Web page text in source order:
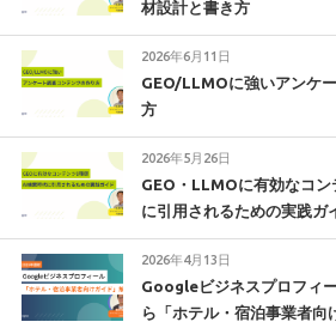
材設計と書き方
2026年6月11日
GEO/LLMOに強いアンケ
方
2026年5月26日
GEO・LLMOに有効なコ
に引用されるための実践ガ
2026年4月13日
Googleビジネスプロフィ
ら「ホテル・宿泊事業者向